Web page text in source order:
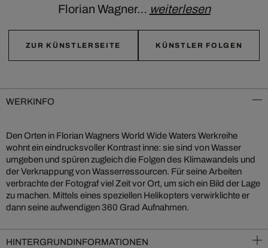
Florian Wagner… weiterlesen
ZUR KÜNSTLERSEITE KÜNSTLER FOLGEN
WERKINFO
Den Orten in Florian Wagners World Wide Waters Werkreihe
wohnt ein eindrucksvoller Kontrast inne: sie sind von Wasser
umgeben und spüren zugleich die Folgen des Klimawandels und
der Verknappung von Wasserressourcen. Für seine Arbeiten
verbrachte der Fotograf viel Zeit vor Ort, um sich ein Bild der Lage
zu machen. Mittels eines speziellen Helikopters verwirklichte er
dann seine aufwendigen 360 Grad Aufnahmen.
HINTERGRUNDINFORMATIONEN